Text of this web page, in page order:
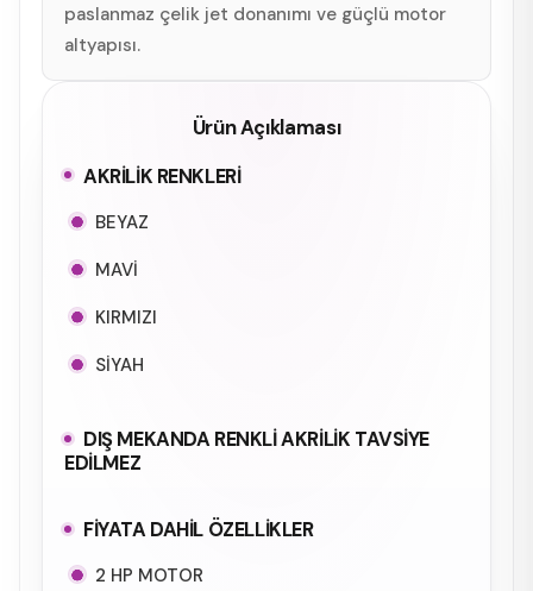
paslanmaz çelik jet donanımı ve güçlü motor
altyapısı.
Ürün Açıklaması
AKRİLİK RENKLERİ
BEYAZ
MAVİ
KIRMIZI
SİYAH
DIŞ MEKANDA RENKLİ AKRİLİK TAVSİYE
EDİLMEZ
FİYATA DAHİL ÖZELLİKLER
2 HP MOTOR